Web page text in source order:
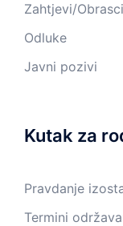
Zahtjevi/Obrasci
Odluke
Javni pozivi
Kutak za
Pravdanje
Termini